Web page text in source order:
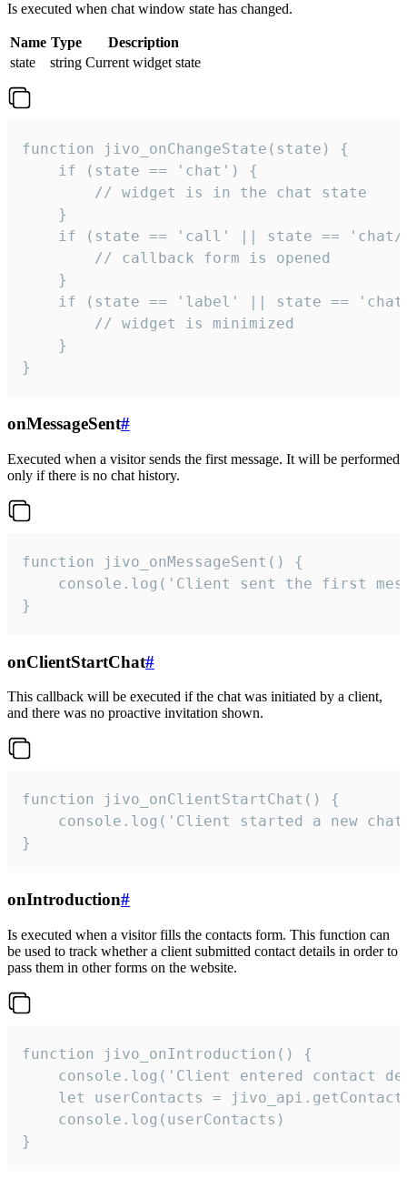
Is executed when chat window state has changed.
Name Type
Description
state
string Current widget state
function jivo_onChangeState(state) {
    if (state == 'chat') {
        // widget is in the chat state
    }
if (state == 'call' || state ==
        // callback form is opened
    }
if (state == 'label' || state ==
        // widget is minimized
    }
}
onMessageSent#
Executed when a visitor sends the first message. It will be performed
only if there is no chat history.
function jivo_onMessageSent() {
console.log('Client sent the first
}
onClientStartChat#
This callback will be executed if the chat was initiated by a client,
and there was no proactive invitation shown.
function jivo_onClientStartChat() {
console.log('Client started a new
}
onIntroduction#
Is executed when a visitor fills the contacts form. This function can
be used to track whether a client submitted contact details in order to
pass them in other forms on the website.
function jivo_onIntroduction() {
console.log('Client entered contact
let userContacts =
    console.log(userContacts)
}